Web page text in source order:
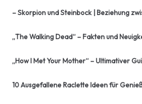
– Skorpion und Steinbock | Beziehung
„The Walking Dead“ – Fakten und
„How I Met Your Mother“ – Ultimativer
10 Ausgefallene Raclette Ideen für